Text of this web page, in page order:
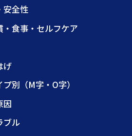
安全性
・食事・セルフケア
げ
別（M字・O字）
因
ブル